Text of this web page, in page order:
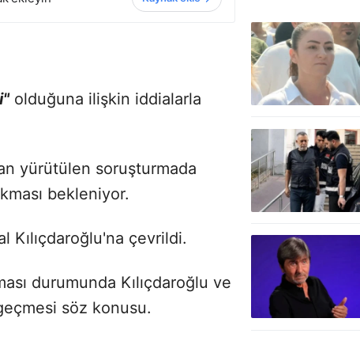
olduğuna ilişkin iddialarla
yürütülen soruşturmada
bekleniyor.
Kılıçdaroğlu'na çevrildi.
durumunda Kılıçdaroğlu ve
söz konusu.